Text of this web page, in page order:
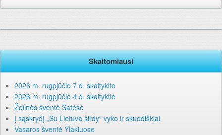
Skaitomiausi
2026 m. rugpjūčio 7 d. skaitykite
2026 m. rugpjūčio 4 d. skaitykite
Žolinės šventė Šatėse
Į sąskrydį „Su Lietuva širdy“ vyko ir skuodiškiai
Vasaros šventė Ylakiuose